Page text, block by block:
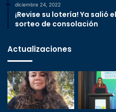
diciembre 24, 2022
¡Revise su lotería! Ya salió
sorteo de consolación
Actualizaciones